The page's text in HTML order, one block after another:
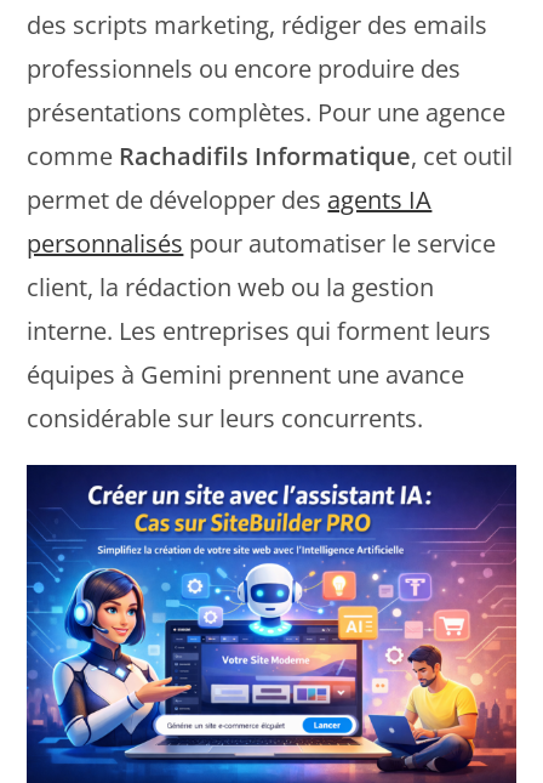
des scripts marketing, rédiger des emails
professionnels ou encore produire des
présentations complètes. Pour une agence
comme Rachadifils Informatique, cet outil
permet de développer des agents IA
personnalisés pour automatiser le service
client, la rédaction web ou la gestion
interne. Les entreprises qui forment leurs
équipes à Gemini prennent une avance
considérable sur leurs concurrents.